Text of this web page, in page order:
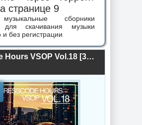
странице 9
сборники
скачивания музыки
и без регистрации
Dresscode Hours VSOP Vol.18 [3CD] (2024) торрент